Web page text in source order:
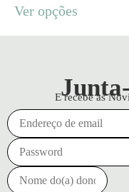
Ver opções
E recebe as